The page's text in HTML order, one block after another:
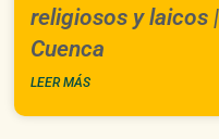
religiosos y laicos
Cuenca
LEER MÁS